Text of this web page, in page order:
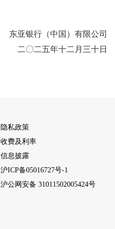
东亚银行（中国）有限公司
二〇二五年十二月三十日
隐私政策
收费及利率
信息披露
沪ICP备05016727号-1
沪公网安备 31011502005424号